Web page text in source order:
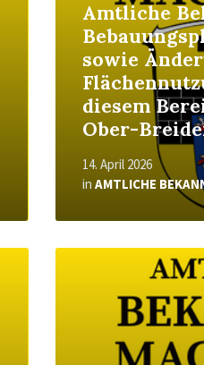
Amtliche
sowie
diesem
Ober-
14. April 2026
in AMTLICHE
Read